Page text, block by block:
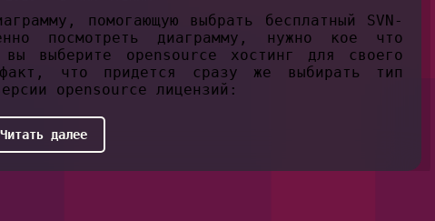
помогающую выбрать бесплатный SVN-
посмотреть диаграмму, нужно кое что
выберите opensource хостинг для своего
что придется сразу же выбирать тип
opensource лицензий:
Читать далее